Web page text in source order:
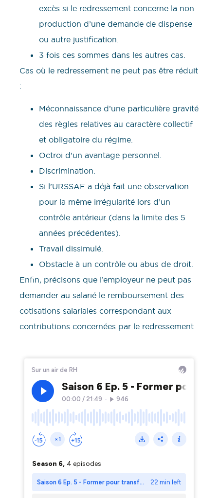
excès si le redressement concerne la non
production d’une demande de dispense
ou autre justification.
3 fois ces sommes dans les autres cas.
Cas où le redressement ne peut pas être réduit
:
Méconnaissance d’une particulière gravité
des règles relatives au caractère collectif
et obligatoire du régime.
Octroi d’un avantage personnel.
Discrimination.
Si l’URSSAF a déjà fait une observation
pour la même irrégularité lors d’un
contrôle antérieur (dans la limite des 5
années précédentes).
Travail dissimulé.
Obstacle à un contrôle ou abus de droit.
Enfin, précisons que l’employeur ne peut pas
demander au salarié le remboursement des
cotisations salariales correspondant aux
contributions concernées par le redressement.